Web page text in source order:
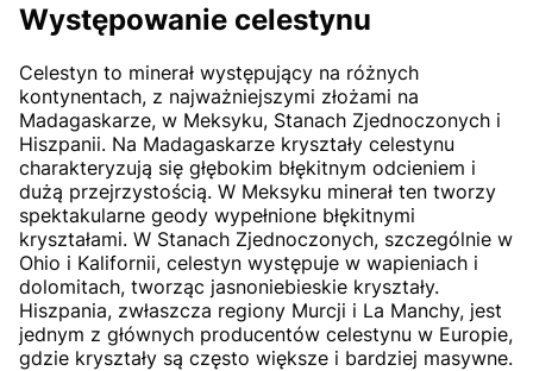
Występowanie celestynu
Celestyn to minerał występujący na różnych
kontynentach, z najważniejszymi złożami na
Madagaskarze, w Meksyku, Stanach Zjednoczonych i
Hiszpanii. Na Madagaskarze kryształy celestynu
charakteryzują się głębokim błękitnym odcieniem i
dużą przejrzystością. W Meksyku minerał ten tworzy
spektakularne geody wypełnione błękitnymi
kryształami. W Stanach Zjednoczonych, szczególnie w
Ohio i Kalifornii, celestyn występuje w wapieniach i
dolomitach, tworząc jasnoniebieskie kryształy.
Hiszpania, zwłaszcza regiony Murcji i La Manchy, jest
jednym z głównych producentów celestynu w Europie,
gdzie kryształy są często większe i bardziej masywne.